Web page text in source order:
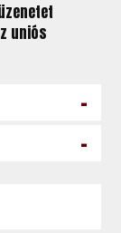
uniós
-
-